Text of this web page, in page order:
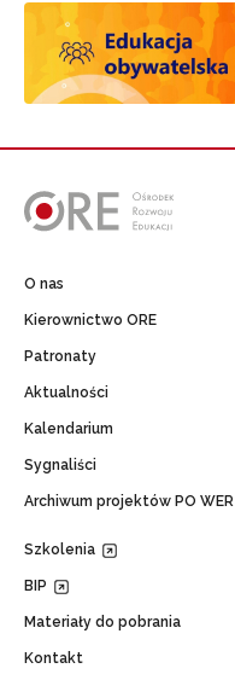
O nas
Kierownictwo ORE
Patronaty
Aktualności
Kalendarium
Sygnaliści
Archiwum projektów PO WER
Szkolenia
BIP
Materiały do pobrania
Kontakt